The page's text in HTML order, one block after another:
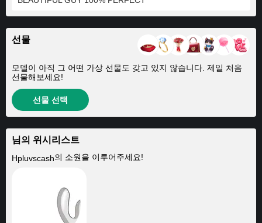
선물
모델이 아직 그 어떤 가상 선물도 갖고 있지 않습니다. 제일 처음
선물해보세요!
선물 선택
님의 위시리스트
Hpluvscash의 소원을 이루어주세요!